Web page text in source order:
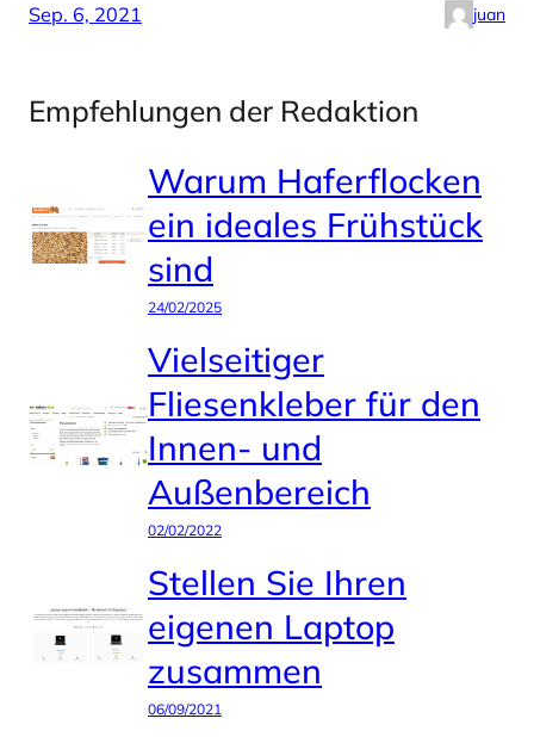
Sep. 6, 2021 juan
Empfehlungen der Redaktion
Warum Haferflocken
ein ideales Frühstück
sind
24/02/2025
Vielseitiger
Fliesenkleber für den
Innen- und
Außenbereich
02/02/2022
Stellen Sie Ihren
eigenen Laptop
zusammen
06/09/2021